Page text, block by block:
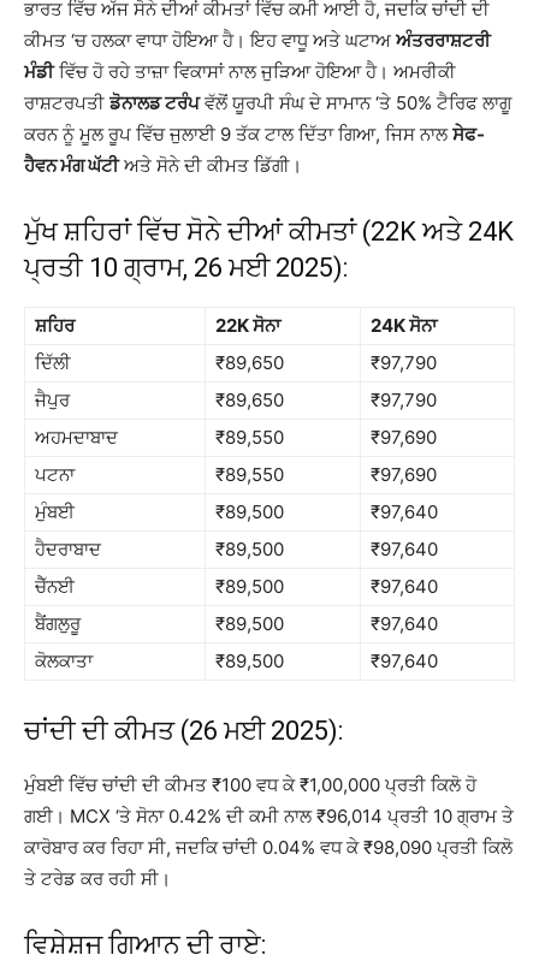
ਭਾਰਤ ਵਿੱਚ ਅੱਜ ਸੋਨੇ ਦੀਆਂ ਕੀਮਤਾਂ ਵਿੱਚ ਕਮੀ ਆਈ ਹੈ, ਜਦਕਿ ਚਾਂਦੀ ਦੀ
ਕੀਮਤ ‘ਚ ਹਲਕਾ ਵਾਧਾ ਹੋਇਆ ਹੈ। ਇਹ ਵਾਧੂ ਅਤੇ ਘਟਾਅਅੰਤਰਰਾਸ਼ਟਰੀ
ਮੰਡੀਵਿੱਚ ਹੋ ਰਹੇ ਤਾਜ਼ਾ ਵਿਕਾਸਾਂ ਨਾਲ ਜੁੜਿਆ ਹੋਇਆ ਹੈ। ਅਮਰੀਕੀ
ਰਾਸ਼ਟਰਪਤੀਡੋਨਾਲਡ ਟਰੰਪਵੱਲੋਂ ਯੂਰਪੀ ਸੰਘ ਦੇ ਸਾਮਾਨ ‘ਤੇ 50% ਟੈਰਿਫ ਲਾਗੂ
ਕਰਨ ਨੂੰ ਮੂਲ ਰੂਪ ਵਿੱਚ ਜੁਲਾਈ 9 ਤੱਕ ਟਾਲ ਦਿੱਤਾ ਗਿਆ, ਜਿਸ ਨਾਲਸੇਫ-
ਹੈਵਨ ਮੰਗ ਘੱਟੀਅਤੇ ਸੋਨੇ ਦੀ ਕੀਮਤ ਡਿੱਗੀ।
ਮੁੱਖ ਸ਼ਹਿਰਾਂ ਵਿੱਚ ਸੋਨੇ ਦੀਆਂ ਕੀਮਤਾਂ (22K ਅਤੇ 24K
ਪ੍ਰਤੀ 10 ਗ੍ਰਾਮ, 26 ਮਈ 2025):
ਸ਼ਹਿਰ 22K ਸੋਨਾ
24K ਸੋਨਾ
ਦਿੱਲੀ
₹89,650
₹97,790
ਜੈਪੁਰ
₹89,650
₹97,790
ਅਹਮਦਾਬਾਦ
₹89,550
₹97,690
ਪਟਨਾ
₹89,550
₹97,690
ਮੁੰਬਈ
₹89,500
₹97,640
ਹੈਦਰਾਬਾਦ
₹89,500
₹97,640
ਚੈੱਨਈ
₹89,500
₹97,640
ਬੈਂਗਲੁਰੂ
₹89,500
₹97,640
ਕੋਲਕਾਤਾ
₹89,500 ₹97,640
ਚਾਂਦੀ ਦੀ ਕੀਮਤ (26 ਮਈ 2025):
ਮੁੰਬਈ ਵਿੱਚ ਚਾਂਦੀ ਦੀ ਕੀਮਤ ₹100 ਵਧ ਕੇ ₹1,00,000 ਪ੍ਰਤੀ ਕਿਲੋ ਹੋ
ਗਈ। MCX ‘ਤੇ ਸੋਨਾ 0.42% ਦੀ ਕਮੀ ਨਾਲ ₹96,014 ਪ੍ਰਤੀ 10 ਗ੍ਰਾਮ ਤੇ
ਕਾਰੋਬਾਰ ਕਰ ਰਿਹਾ ਸੀ, ਜਦਕਿ ਚਾਂਦੀ 0.04% ਵਧ ਕੇ ₹98,090 ਪ੍ਰਤੀ ਕਿਲੋ
ਤੇ ਟਰੇਡ ਕਰ ਰਹੀ ਸੀ।
ਵਿਸ਼ੇਸ਼ਜ ਗਿਆਨ ਦੀ ਰਾਏ: